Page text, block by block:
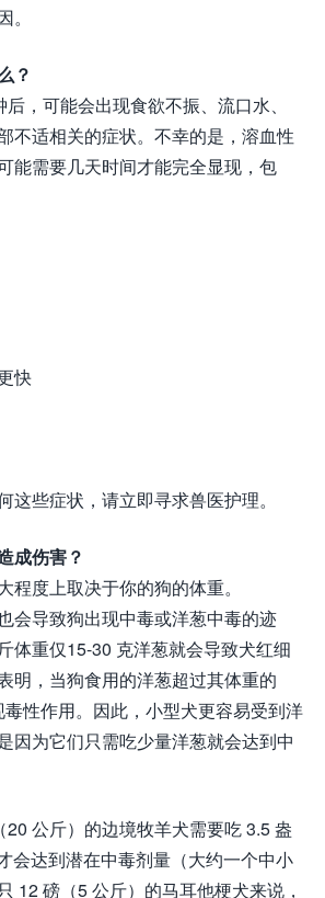
？
，可能会出现食欲不振、流口水、
不适相关的症状。不幸的是，溶血性
能需要几天时间才能完全显现，包
快
这些症状，请立即寻求兽医护理。
成伤害？
程度上取决于你的狗的体重。
会导致狗出现中毒或洋葱中毒的迹
体重仅15-30 克洋葱就会导致犬红细
明，当狗食用的洋葱超过其体重的
性作用。因此，小型犬更容易受到洋
因为它们只需吃少量洋葱就会达到中
公斤）的边境牧羊犬需要吃 3.5 盎
会达到潜在中毒剂量（大约一个中小
12 磅（5 公斤）的马耳他梗犬来说，